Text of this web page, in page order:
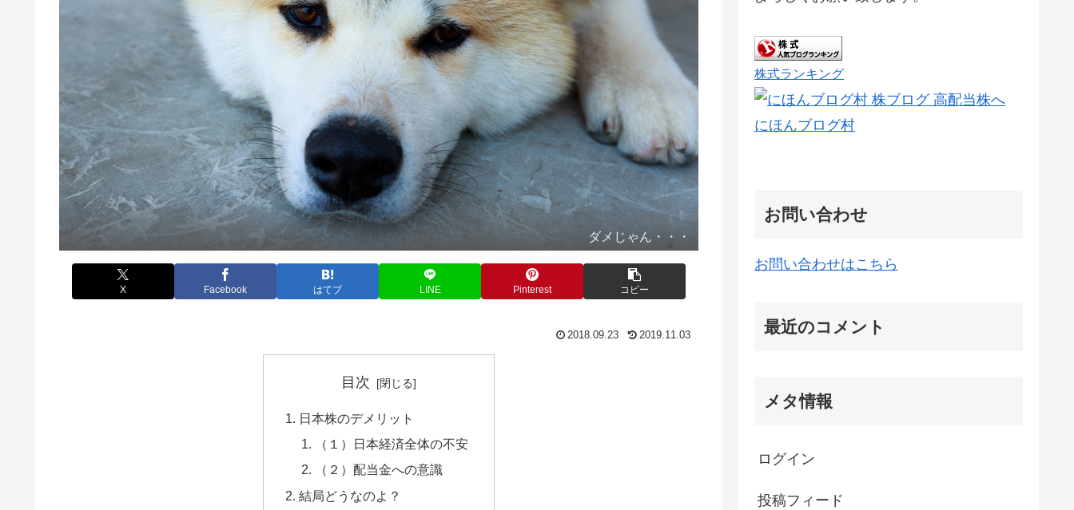
ダメじゃん・・・
X Facebook はてブ LINE Pinterest コピー
2018.09.23 2019.11.03
目次
日本株のデメリット
（１）日本経済全体の不安
（２）配当金への意識
結局どうなのよ？
株式ランキング
にほんブログ村
お問い合わせ
お問い合わせはこちら
最近のコメント
メタ情報
ログイン
投稿フィード